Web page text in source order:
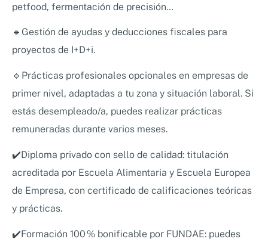
petfood, fermentación de precisión…
🔹Gestión de ayudas y deducciones fiscales para
proyectos de I+D+i.
🔹Prácticas profesionales opcionales en empresas de
primer nivel, adaptadas a tu zona y situación laboral. Si
estás desempleado/a, puedes realizar prácticas
remuneradas durante varios meses.
✔️Diploma privado con sello de calidad: titulación
acreditada por Escuela Alimentaria y Escuela Europea
de Empresa, con certificado de calificaciones teóricas
y prácticas.
✔️Formación 100 % bonificable por FUNDAE: puedes